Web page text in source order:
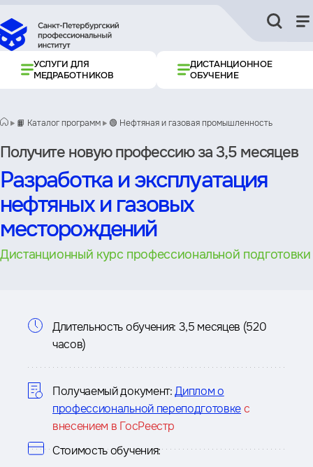
УСЛУГИ ДЛЯ
МЕДРАБОТНИКОВ
ДИСТАНЦИОННОЕ
ОБУЧЕНИЕ
📙 Каталог программ 🟢 Нефтяная и газовая промышленность
Получите новую профессию за 3,5 месяцев
Разработка и эксплуатация
нефтяных и газовых
месторождений
Дистанционный курс профессиональной подготовки
Информация
курсе
Длительность обучения: 3,5 месяцев (520
часов)
Получаемый документ: Диплом о
профессиональной переподготовкес
внесением в ГосРеестр
Стоимость обучения: